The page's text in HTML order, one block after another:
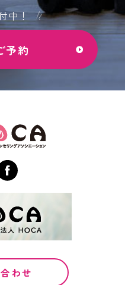
中！
予約
わせ